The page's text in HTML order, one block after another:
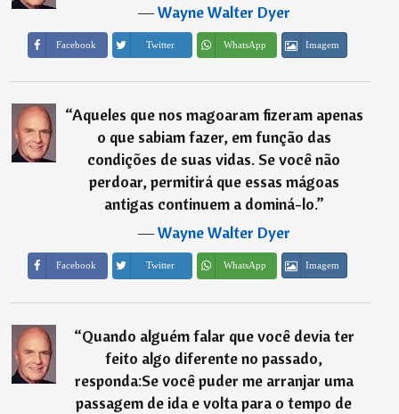
―Wayne Walter Dyer
Facebook Twitter WhatsApp Imagem
“Aqueles que nos magoaram fizeram apenas
o que sabiam fazer, em função das
condições de suas vidas. Se você não
perdoar, permitirá que essas mágoas
antigas continuem a dominá-lo.”
―Wayne Walter Dyer
Facebook Twitter WhatsApp Imagem
“Quando alguém falar que você devia ter
feito algo diferente no passado,
responda:Se você puder me arranjar uma
passagem de ida e volta para o tempo de